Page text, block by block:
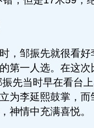
邹振先就很看好
第一人选。在这次
先当时早在看台
为李延熙鼓掌，而
神情中充满喜悦。